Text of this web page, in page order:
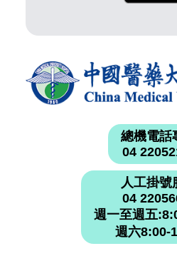
總機電話
04
人工掛號
04
週一至週五
週六8:00-